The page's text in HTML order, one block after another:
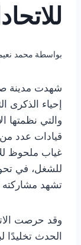
بواسطة محمد
والتي نظمتها
قيادات عدد
غياب ملحوظ
للشغل، في
تشهد مشاركته
وقد حرصت
الحدث تخليدًا